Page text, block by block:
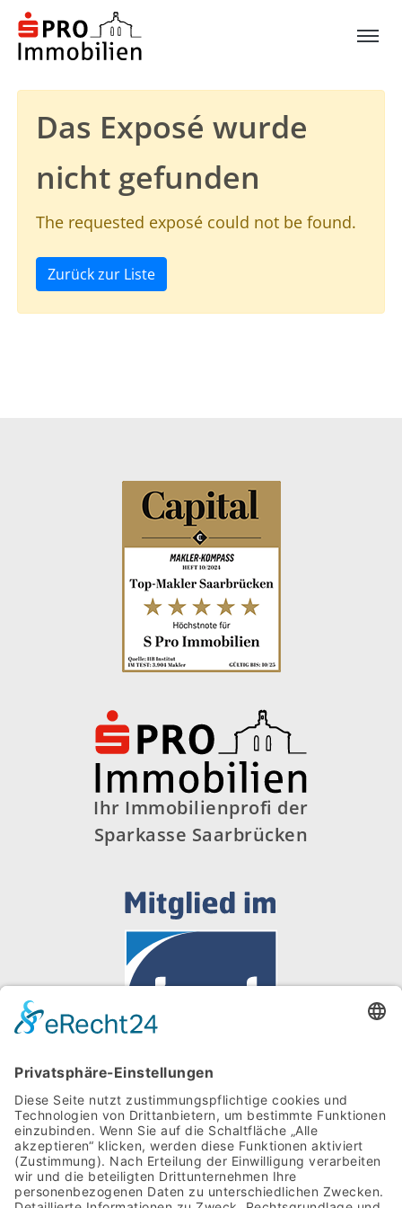
Das Exposé wurde
nicht gefunden
The requested exposé could not be found.
Zurück zur Liste
Ihr Immobilienprofi der
Sparkasse Saarbrücken